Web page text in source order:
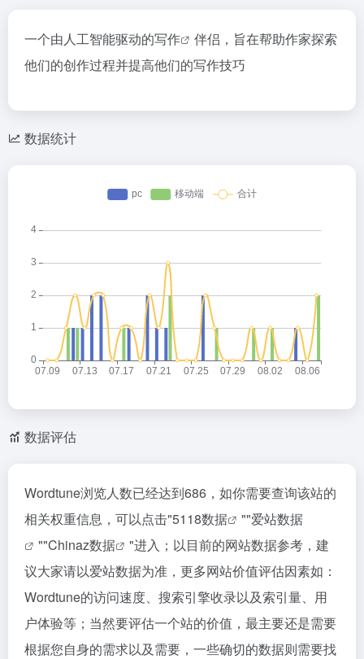
一个由人工智能驱动的写作
伴侣，旨在帮助作家探索
他们的创作过程并提高他们的写作技巧
数据统计
数据评估
Wordtune浏览人数已经达到686，如你需要查询该站的
相关权重信息，可以点击"5118数据 ""爱站数据
""Chinaz数据
"进入；以目前的网站数据参考，建
议大家请以爱站数据为准，更多网站价值评估因素如：
Wordtune的访问速度、搜索引擎收录以及索引量、用
户体验等；当然要评估一个站的价值，最主要还是需要
根据您自身的需求以及需要，一些确切的数据则需要找